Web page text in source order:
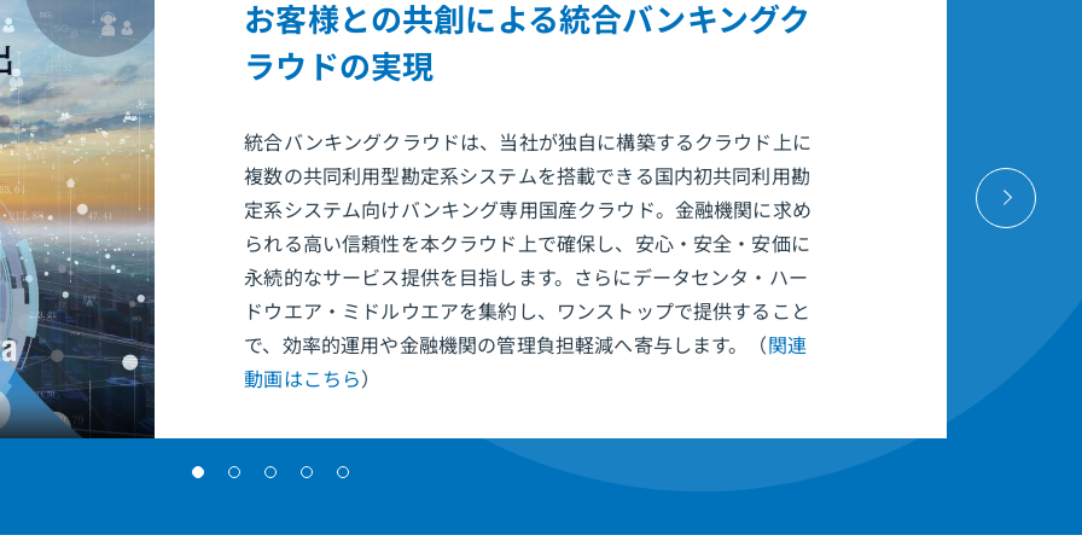
お客様との共創による統合バンキングク
ラウドの実現
統合バンキングクラウドは、当社が独自に構築するクラウド上に
複数の共同利用型勘定系システムを搭載できる国内初共同利用勘
定系システム向けバンキング専用国産クラウド。金融機関に求め
られる高い信頼性を本クラウド上で確保し、安心・安全・安価に
永続的なサービス提供を目指します。さらにデータセンタ・ハー
ドウエア・ミドルウエアを集約し、ワンストップで提供すること
で、効率的運用や金融機関の管理負担軽減へ寄与します。（関連
動画はこちら）
next